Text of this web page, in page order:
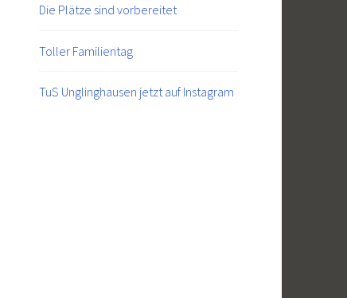
Die Plätze sind vorbereitet
Toller Familientag
TuS Unglinghausen jetzt auf Instagram